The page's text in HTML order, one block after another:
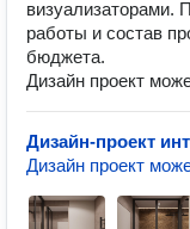
визуализаторами.
работы и состав
бюджета.
Дизайн проект
Дизайн-проект
Дизайн проект